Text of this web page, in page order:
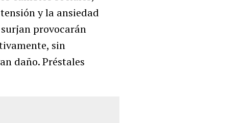
y la ansiedad
provocarán
sin
daño. Préstales